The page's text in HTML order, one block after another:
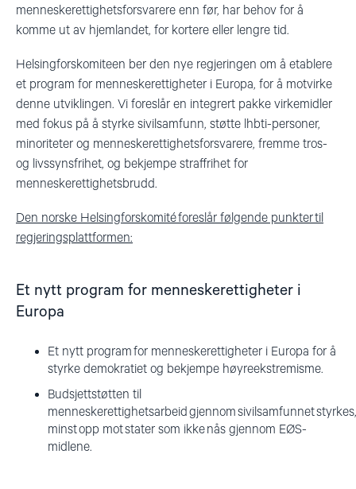
menneskerettighetsforsvarere enn før, har behov for å
komme ut av hjemlandet, for kortere eller lengre tid.
Helsingforskomiteen ber den nye regjeringen om å etablere
et program for menneskerettigheter i Europa, for å motvirke
denne utviklingen. Vi foreslår en integrert pakke virkemidler
med fokus på å styrke sivilsamfunn, støtte lhbti-personer,
minoriteter og menneskerettighetsforsvarere, fremme tros-
og livssynsfrihet, og bekjempe straffrihet for
menneskerettighetsbrudd.
Den norske Helsingforskomité foreslår følgende punkter til
regjeringsplattformen:
Et nytt program for menneskerettigheter i
Europa
Et nytt program for menneskerettigheter i Europa for å
styrke demokratiet og bekjempe høyreekstremisme.
Budsjettstøtten til
menneskerettighetsarbeid gjennom sivilsamfunnet
minst opp mot stater som ikke nås gjennom EØS-
midlene.